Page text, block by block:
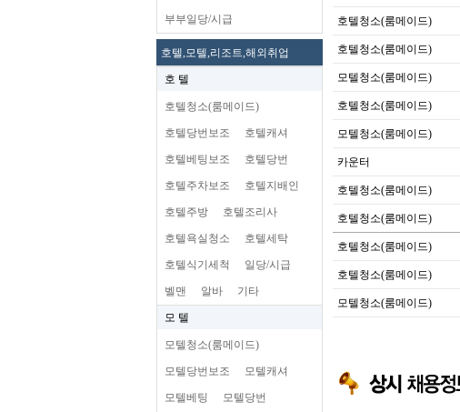
부부일당/시급
호텔,모텔,리조트,해외취업
호 텔
호텔청소(룸메이드)
호텔당번보조 호텔캐셔
호텔베팅보조 호텔당번
호텔주차보조 호텔지배인
호텔주방 호텔조리사
호텔욕실청소 호텔세탁
호텔식기세척 일당/시급
벨맨 알바 기타
모 텔
모텔청소(룸메이드)
모텔당번보조 모텔캐셔
모텔베팅 모텔당번
호텔청소(룸메이드)
호텔청소(룸메이드)
모텔청소(룸메이드)
호텔청소(룸메이드)
모텔청소(룸메이드)
카운터
호텔청소(룸메이드)
호텔청소(룸메이드)
호텔청소(룸메이드)
호텔청소(룸메이드)
모텔청소(룸메이드)